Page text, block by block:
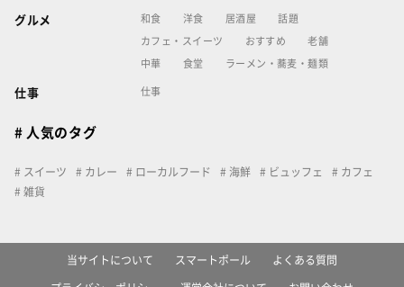
グルメ 和食 洋食 居酒屋 話題
カフェ・スイーツ おすすめ 老舗
中華 食堂 ラーメン・蕎麦・麺類
仕事 仕事
# 人気のタグ
スイーツ カレー ローカルフード 海鮮 ビュッフェ
カフェ
雑貨
当サイトについて スマートポール よくある質問